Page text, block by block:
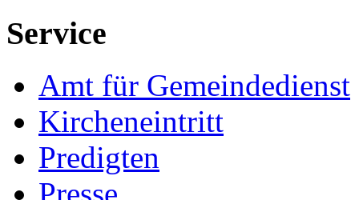
Service
Amt für Gemeindedienst
Kircheneintritt
Predigten
Presse